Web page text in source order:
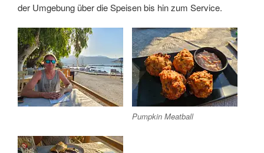
der Umgebung über die Speisen bis hin zum Service.
Pumpkin Meatball